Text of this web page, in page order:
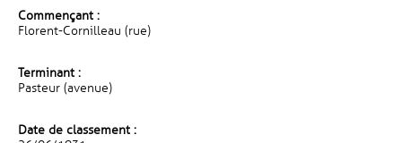
Commençant :
Florent-Cornilleau (rue)
Terminant :
Pasteur (avenue)
Date de classement :